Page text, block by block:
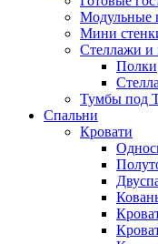
Модульные
Мини
Стеллажи и
Полки
Тумбы под
Спальни
Кровати